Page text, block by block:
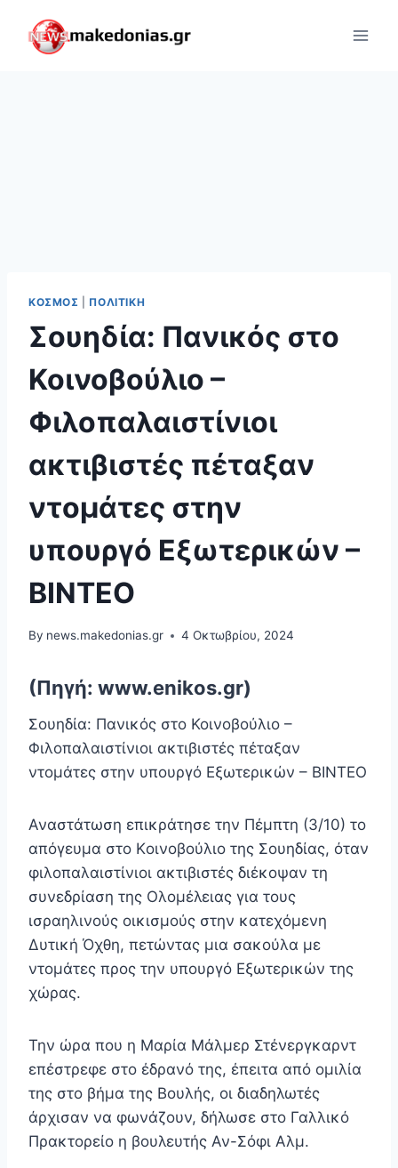
content
ΚΌΣΜΟΣ ΠΟΛΙΤΙΚΉ
Σουηδία: Πανικός στο
Κοινοβούλιο –
Φιλοπαλαιστίνιοι
ακτιβιστές πέταξαν
ντομάτες στην
υπουργό Εξωτερικών –
ΒΙΝΤΕΟ
By news.makedonias.gr 4 Οκτωβρίου, 2024
(Πηγή: www.enikos.gr)
Σουηδία: Πανικός στο Κοινοβούλιο –
Φιλοπαλαιστίνιοι ακτιβιστές πέταξαν
ντομάτες στην υπουργό Εξωτερικών – ΒΙΝΤΕΟ
Αναστάτωση επικράτησε την Πέμπτη (3/10) το
απόγευμα στο Kοινοβούλιο της Σουηδίας, όταν
φιλοπαλαιστίνιοι ακτιβιστές διέκοψαν τη
συνεδρίαση της Ολομέλειας για τους
ισραηλινούς οικισμούς στην κατεχόμενη
Δυτική Όχθη, πετώντας μια σακούλα με
ντομάτες προς την υπουργό Εξωτερικών της
χώρας.
Την ώρα που η Μαρία Μάλμερ Στένεργκαρντ
επέστρεφε στο έδρανό της, έπειτα από ομιλία
της στο βήμα της Βουλής, οι διαδηλωτές
άρχισαν να φωνάζουν, δήλωσε στο Γαλλικό
Πρακτορείο η βουλευτής Αν-Σόφι Αλμ.